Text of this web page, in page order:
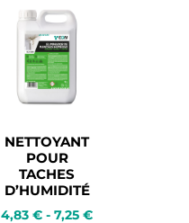
NETTOYANT
POUR
TACHES
D’HUMIDITÉ
4,83 € - 7,25 €